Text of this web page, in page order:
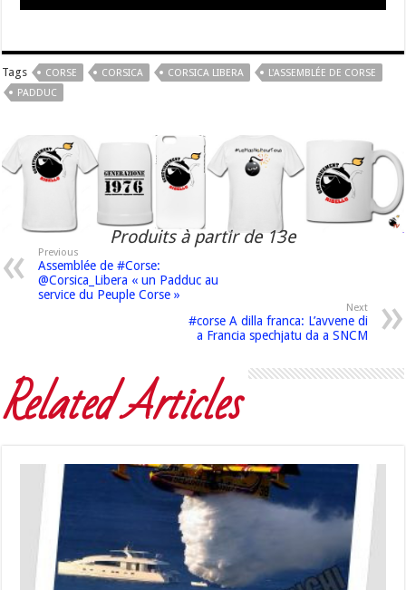
Tags CORSE CORSICA CORSICA LIBERA
L'ASSEMBLÉE DE CORSE
PADDUC
Produits à partir de 13e
Previous
Assemblée de #Corse:
@Corsica_Libera « un Padduc au
service du Peuple Corse »
Next
#corse A dilla franca: L’avvene di
a Francia spechjatu da a SNCM
Related Articles